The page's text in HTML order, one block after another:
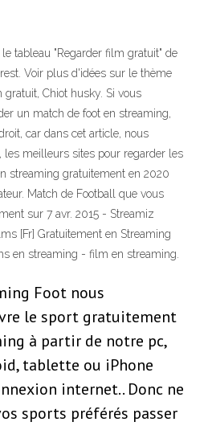
tableau "Regarder film gratuit" de
Voir plus d'idées sur le thème
Chiot husky. Si vous
un match de foot en streaming,
car dans cet article, nous
les meilleurs sites pour regarder les
streaming gratuitement en 2020
Match de Football que vous
sur 7 avr. 2015 - Streamiz
[Fr] Gratuitement en Streaming
en streaming - film en streaming.
Foot nous
le sport gratuitement
à partir de notre pc,
tablette ou iPhone
internet.. Donc ne
sports préférés passer